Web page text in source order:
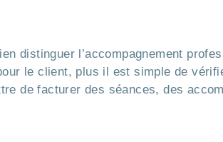
distinguer l’accompagnement
le client, plus il est simple de
de facturer des séances, des